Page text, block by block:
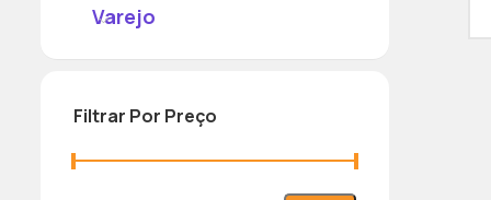
Varejo
Filtrar Por Preço